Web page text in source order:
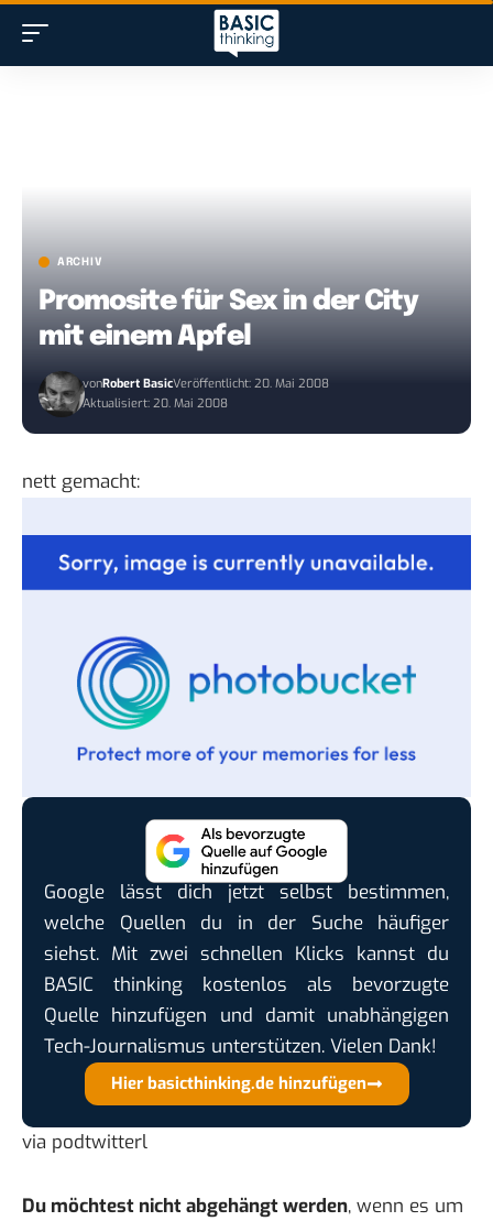
ARCHIV
Promosite für Sex in der City
mit einem Apfel
vonRobert BasicVeröffentlicht: 20. Mai 2008
Aktualisiert: 20. Mai 2008
nett gemacht:
Google lässt dich jetzt selbst bestimmen,
welche Quellen du in der Suche häufiger
siehst. Mit zwei schnellen Klicks kannst du
BASIC thinking kostenlos als bevorzugte
Quelle hinzufügen und damit unabhängigen
Tech-Journalismus unterstützen. Vielen Dank!
Hier basicthinking.de hinzufügen
via podtwitterl
Du möchtest nicht abgehängt werden, wenn es um